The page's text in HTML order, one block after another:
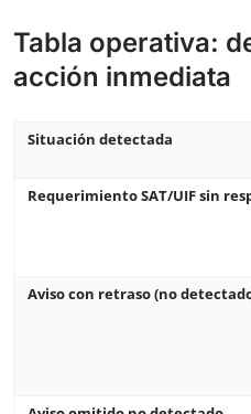
Tabla operativa:
acción inmediata
Situación detectada
Requerimiento SAT/UIF sin
Aviso con retraso (no